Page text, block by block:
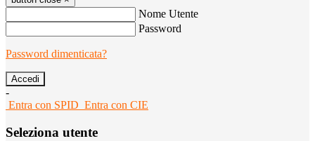
Nome Utente
Password
Password dimenticata?
-
Entra con SPID Entra con CIE
Seleziona utente